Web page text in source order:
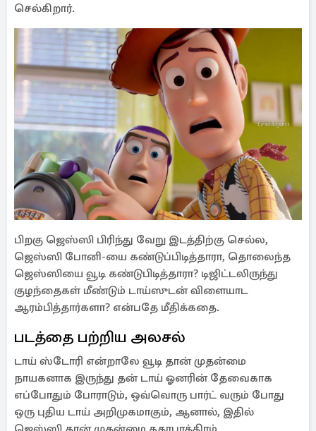
செல்கிறார்.
பிறகு ஜெஸ்ஸி பிரிந்து வேறு இடத்திற்கு செல்ல,
ஜெஸ்ஸி போனி-யை கண்டுப்பிடித்தாரா, தொலைந்த
ஜெஸ்ஸியை வூடி கண்டுபிடித்தாரா? டிஜிட்டலிருந்து
குழந்தைகள் மீண்டும் டாய்ஸுடன் விளையாட
ஆரம்பித்தார்களா? என்பதே மீதிக்கதை.
படத்தை பற்றிய அலசல்
டாய் ஸ்டோரி என்றாலே வூடி தான் முதன்மை
நாயகனாக இருந்து தன் டாய் ஓனரின் தேவைகாக
எப்போதும் போராடும், ஒவ்வொரு பார்ட் வரும் போது
ஒரு புதிய டாய் அறிமுகமாகும், ஆனால், இதில்